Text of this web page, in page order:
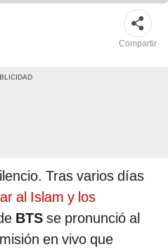
Compartir
Tras varios días
al Islam y los
BTS se pronunció al
en vivo que